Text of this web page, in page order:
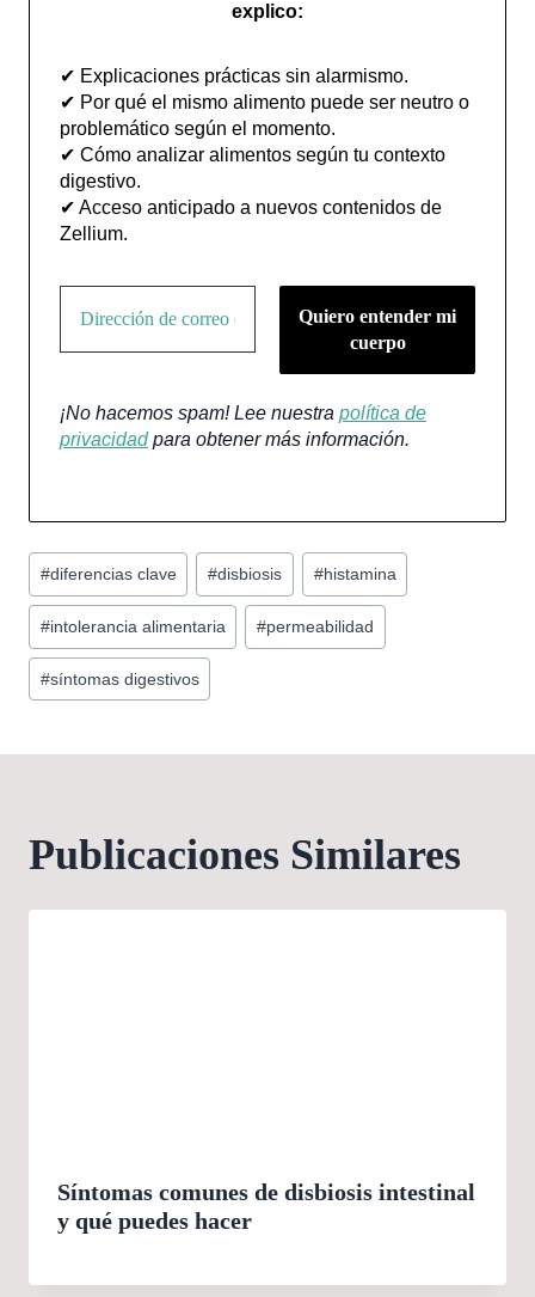
explico:
✔ Explicaciones prácticas sin alarmismo.
✔ Por qué el mismo alimento puede ser neutro o
problemático según el momento.
✔ Cómo analizar alimentos según tu contexto
digestivo.
✔ Acceso anticipado a nuevos contenidos de
Zellium.
¡No hacemos spam! Lee nuestra política de
privacidadpara obtener más información.
Etiquetas
de
la
entrada:
#diferencias clave #disbiosis #histamina
#intolerancia alimentaria #permeabilidad
#síntomas digestivos
Publicaciones Similares
Síntomas comunes de disbiosis intestinal
y qué puedes hacer